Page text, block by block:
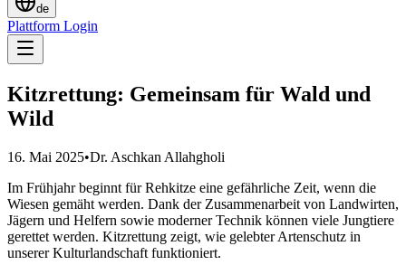
de
Plattform Login
Kitzrettung: Gemeinsam für Wald und
Wild
16. Mai 2025•Dr. Aschkan Allahgholi
Im Frühjahr beginnt für Rehkitze eine gefährliche Zeit, wenn die
Wiesen gemäht werden. Dank der Zusammenarbeit von Landwirten,
Jägern und Helfern sowie moderner Technik können viele Jungtiere
gerettet werden. Kitzrettung zeigt, wie gelebter Artenschutz in
unserer Kulturlandschaft funktioniert.